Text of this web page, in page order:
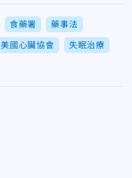
食藥署 藥事法
美國心臟協會 失眠治療